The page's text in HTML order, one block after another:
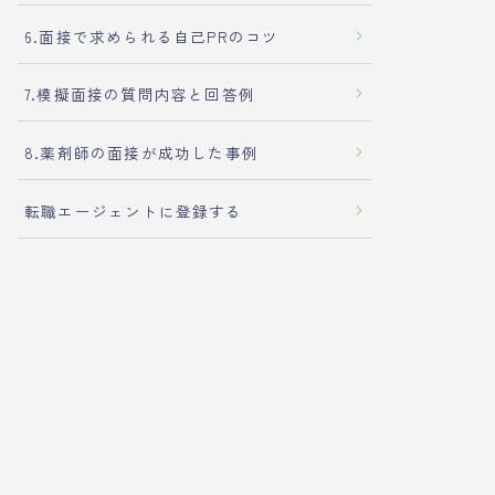
6.面接で求められる自己PRのコツ
7.模擬面接の質問内容と回答例
8.薬剤師の面接が成功した事例
転職エージェントに登録する